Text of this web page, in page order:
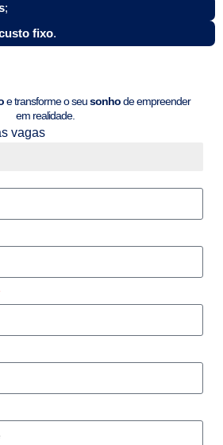
;
fixo.
e transforme o seusonhode empreender
em realidade.
vagas